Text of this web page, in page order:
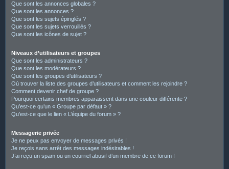
Que sont les annonces globales ?
Que sont les annonces ?
Que sont les sujets épinglés ?
Que sont les sujets verrouillés ?
Que sont les icônes de sujet ?
Niveaux d’utilisateurs et groupes
Que sont les administrateurs ?
Que sont les modérateurs ?
Que sont les groupes d’utilisateurs ?
Où trouver la liste des groupes d’utilisateurs et comment les rejoindre ?
Comment devenir chef de groupe ?
Pourquoi certains membres apparaissent dans une couleur différente ?
Qu’est-ce qu’un « Groupe par défaut » ?
Qu’est-ce que le lien « L’équipe du forum » ?
Messagerie privée
Je ne peux pas envoyer de messages privés !
Je reçois sans arrêt des messages indésirables !
J’ai reçu un spam ou un courriel abusif d’un membre de ce forum !